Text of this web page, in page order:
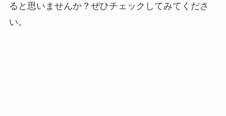
ると思いませんか？ぜひチェックしてみてくださ
い。